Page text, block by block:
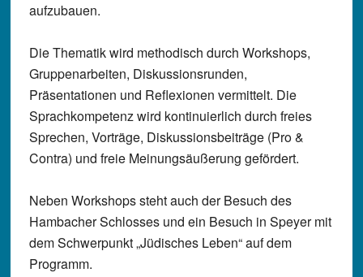
aufzubauen.
Die Thematik wird methodisch durch Workshops,
Gruppenarbeiten, Diskussionsrunden,
Präsentationen und Reflexionen vermittelt. Die
Sprachkompetenz wird kontinuierlich durch freies
Sprechen, Vorträge, Diskussionsbeiträge (Pro &
Contra) und freie Meinungsäußerung gefördert.
Neben Workshops steht auch der Besuch des
Hambacher Schlosses und ein Besuch in Speyer mit
dem Schwerpunkt „Jüdisches Leben“ auf dem
Programm.